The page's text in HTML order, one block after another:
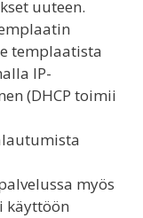
uuteen.
templaatista
IP-
(DHCP toimii
myös
käyttöön